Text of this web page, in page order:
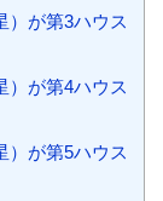
）が第3ハウス
）が第4ハウス
）が第5ハウス